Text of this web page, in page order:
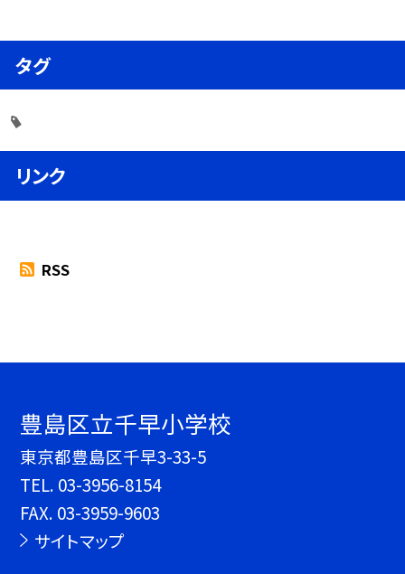
タグ
リンク
RSS
豊島区立千早小学校
東京都豊島区千早3-33-5
TEL. 03-3956-8154
FAX. 03-3959-9603
サイトマップ